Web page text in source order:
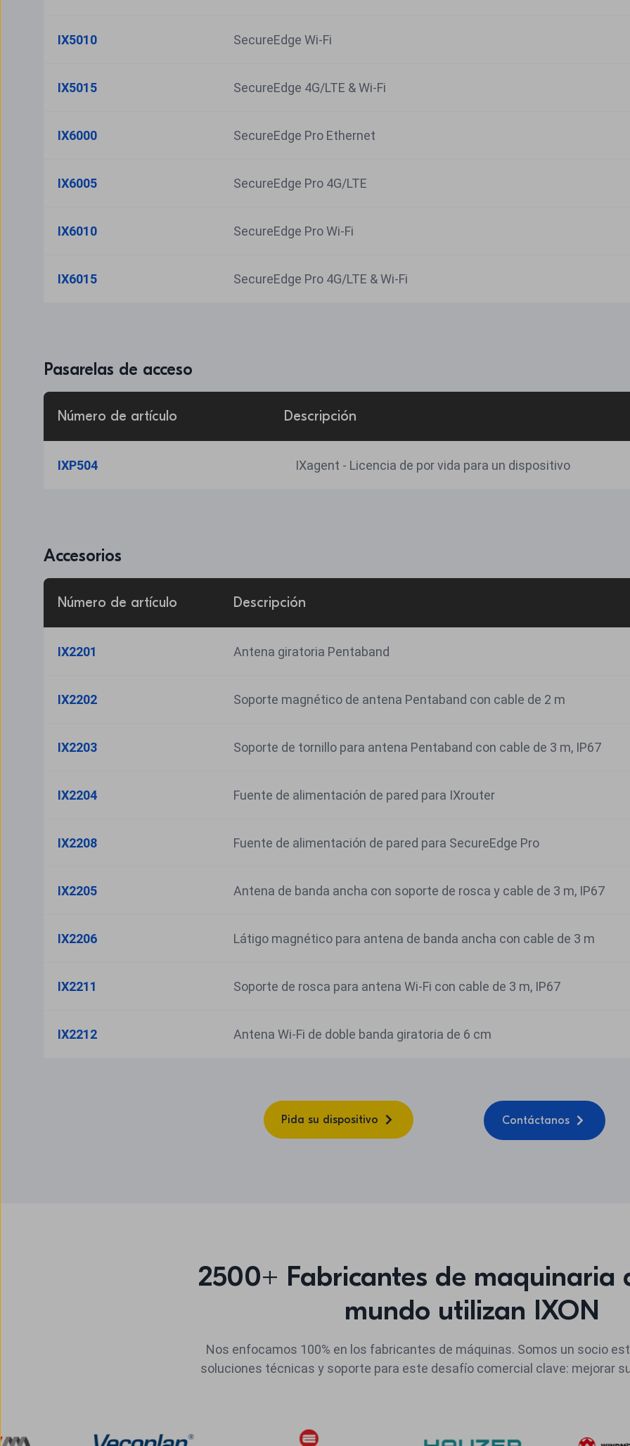
IX5010 SecureEdge Wi-Fi
IX5015 SecureEdge 4G/LTE & Wi-Fi
IX6000 SecureEdge Pro Ethernet
IX6005 SecureEdge Pro 4G/LTE
IX6010 SecureEdge Pro Wi-Fi
IX6015 SecureEdge Pro 4G/LTE & Wi-Fi
Pasarelas de acceso
Número de artículo Descripción
IXP504 IXagent - Licencia de por vida para un dispositivo
Accesorios
Número de artículo Descripción
IX2201 Antena giratoria Pentaband
IX2202 Soporte magnético de antena Pentaband con cable de 2 m
IX2203 Soporte de tornillo para antena Pentaband con cable de 3 m, IP67
IX2204 Fuente de alimentación de pared para IXrouter
IX2208 Fuente de alimentación de pared para SecureEdge Pro
IX2205 Antena de banda ancha con soporte de rosca y cable de 3 m, IP67
IX2206 Látigo magnético para antena de banda ancha con cable de 3 m
IX2211 Soporte de rosca para antena Wi-Fi con cable de 3 m, IP67
IX2212 Antena Wi-Fi de doble banda giratoria de 6 cm
Pida su dispositivo Contáctanos
2500+ Fabricantes de maquinaria
mundo utilizan IXON
Nos enfocamos 100% en los fabricantes de máquinas. Somos un socio
soluciones técnicas y soporte para este desafío comercial clave: mejorar